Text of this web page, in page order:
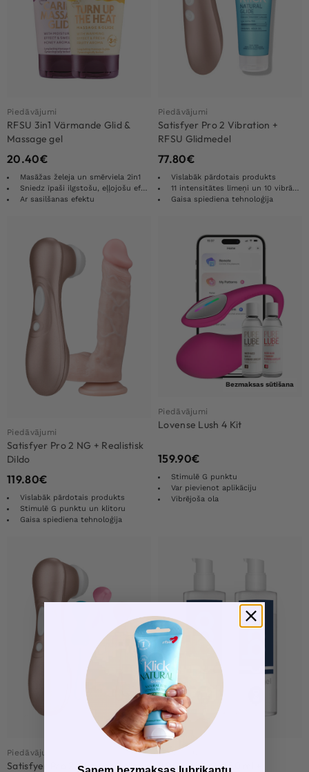
Piedāvājumi
RFSU 3in1 Värmande Glid &
Massage gel
20.40€
Masāžas želeja un smērviela 2in1
Sniedz īpaši ilgstošu, eļļojošu efektu
Ar sasilšanas efektu
Piedāvājumi
Satisfyer Pro 2 Vibration +
RFSU Glidmedel
77.80€
Vislabāk pārdotais produkts
11 intensitātes līmeņi un 10 vibrācijas funkcijas
Gaisa spiediena tehnoloģija
Piedāvājumi
Satisfyer Pro 2 NG + Realistisk
Dildo
119.80€
Vislabāk pārdotais produkts
Stimulē G punktu un klitoru
Gaisa spiediena tehnoloģija
Bezmaksas sūtīšana
Piedāvājumi
Lovense Lush 4 Kit
159.90€
Stimulē G punktu
Var pievienot aplikāciju
Vibrējoša ola
Piedāvājumi
Satisfyer Pro 2 + Power Balls
Piedāvājumi
BOO Delay Gel 50 ml +